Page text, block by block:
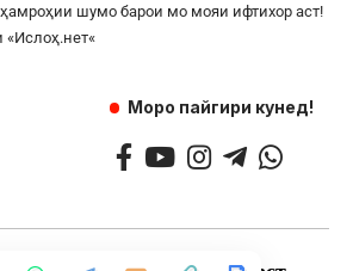
шумо барои мо мояи ифтихор аст!
«Ислоҳ.нет«
Моро пайгири кунед!